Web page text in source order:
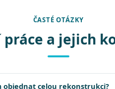
ČASTÉ OTÁZKY
práce a jejich
objednat celou rekonstrukci?